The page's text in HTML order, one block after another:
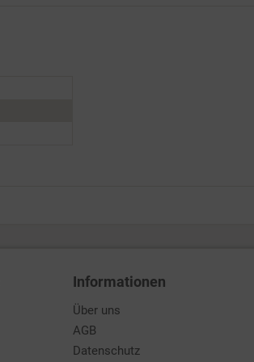
Informationen
Über uns
AGB
Datenschutz